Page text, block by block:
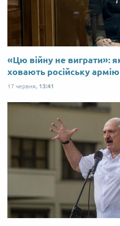
«Цю війну не виграти»:
ховають російську
17 червня, 13:41